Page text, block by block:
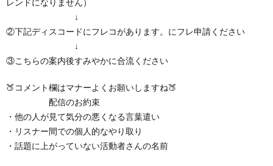
↓
②下記ディスコードにフレコがあります。にフレ申請ください
↓
③こちらの案内後すみやかに合流ください
🍑コメント欄はマナーよくお願いしますね🍑
配信のお約束
・他の人が見て気分の悪くなる言葉遣い
・リスナー間での個人的なやり取り
・話題に上がっていない活動者さんの名前